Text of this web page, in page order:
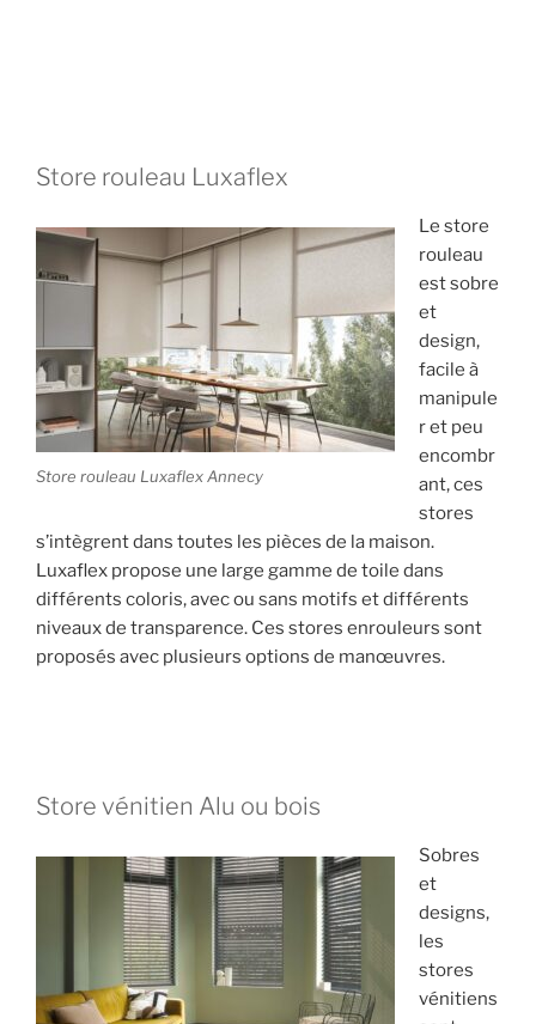
Store rouleau Luxaflex
Store rouleau Luxaflex Annecy
Le store
rouleau
est sobre
et
design,
facile à
manipule
r et peu
encombr
ant, ces
stores
s’intègrent dans toutes les pièces de la maison.
Luxaflex propose une large gamme de toile dans
différents coloris, avec ou sans motifs et différents
niveaux de transparence. Ces stores enrouleurs sont
proposés avec plusieurs options de manœuvres.
Store vénitien Alu ou bois
Sobres
et
designs,
les
stores
vénitiens